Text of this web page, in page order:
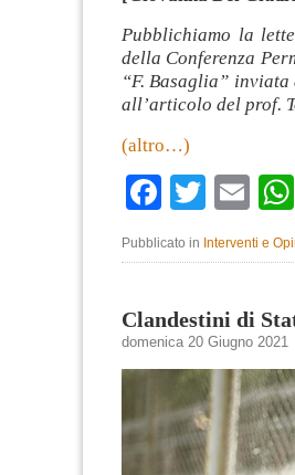
Pubblichiamo la
della Conferenza
“F. Basaglia”
all’articolo del prof.
(altro…)
Facebook
Twitter
Pubblicato in Interventi e
Clandestini di
domenica 20 Giugno 2021